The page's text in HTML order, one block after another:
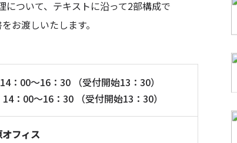
ついて、テキストに沿って2部構成で
お渡しいたします。
00～16：30 （受付開始13：30）
：00～16：30 （受付開始13：30）
フィス